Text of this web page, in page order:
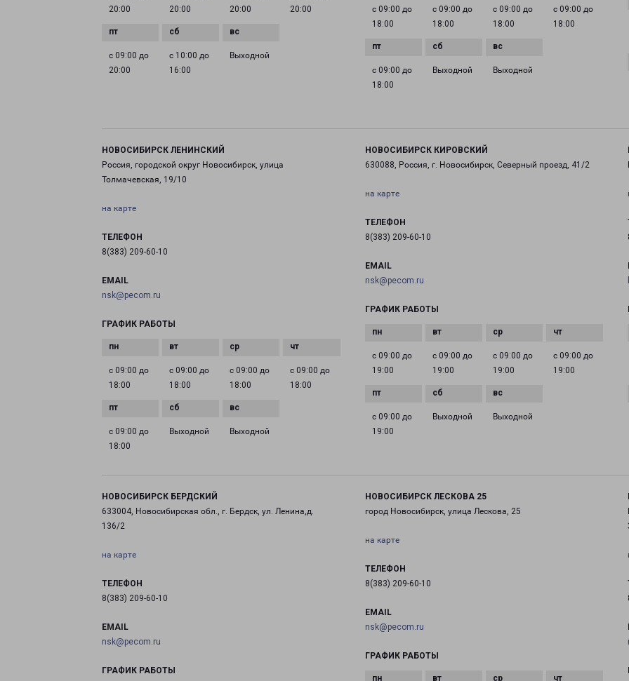
20:00
20:00
20:00
20:00
с 09:00 до
20:00
с 10:00 до
16:00
Выходной
с 09:00 до
18:00
с 09:00 до
18:00
с 09:00 до
18:00
с 09:00 до
18:00
с 09:00 до
18:00
Выходной Выходной
НОВОСИБИРСК ЛЕНИНСКИЙ
Россия, городской округ Новосибирск, улица
Толмачевская, 19/10
на карте
ТЕЛЕФОН
8(383) 209-60-10
EMAIL
nsk@pecom.ru
ГРАФИК РАБОТЫ
с 09:00 до
18:00
с 09:00 до
18:00
с 09:00 до
18:00
с 09:00 до
18:00
с 09:00 до
18:00
Выходной Выходной
НОВОСИБИРСК КИРОВСКИЙ
630088, Россия, г. Новосибирск, Северный проезд, 41/2
на карте
ТЕЛЕФОН
8(383) 209-60-10
EMAIL
nsk@pecom.ru
ГРАФИК РАБОТЫ
с 09:00 до
19:00
с 09:00 до
19:00
с 09:00 до
19:00
с 09:00 до
19:00
с 09:00 до
19:00
Выходной Выходной
НОВОСИБИРСК БЕРДСКИЙ
633004, Новосибирская обл., г. Бердск, ул. Ленина,д.
136/2
на карте
ТЕЛЕФОН
8(383) 209-60-10
EMAIL
nsk@pecom.ru
ГРАФИК РАБОТЫ
НОВОСИБИРСК ЛЕСКОВА 25
город Новосибирск, улица Лескова, 25
на карте
ТЕЛЕФОН
8(383) 209-60-10
EMAIL
nsk@pecom.ru
ГРАФИК РАБОТЫ